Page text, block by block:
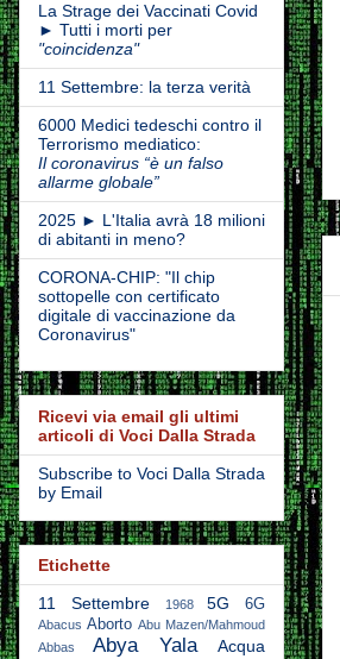
La Strage dei Vaccinati Covid
► Tutti i morti per
"coincidenza"
11 Settembre: la terza verità
6000 Medici tedeschi contro il
Terrorismo mediatico:
Il coronavirus “è un falso
allarme globale”
2025 ► L'Italia avrà 18 milioni
di abitanti in meno?
CORONA-CHIP: "Il chip
sottopelle con certificato
digitale di vaccinazione da
Coronavirus"
Ricevi via email gli ultimi
articoli di Voci Dalla Strada
Subscribe to Voci Dalla Strada
by Email
Etichette
11 Settembre
1968 5G 6G
Abacus Aborto Abu Mazen/Mahmoud
Abbas
Abya Yala Acqua